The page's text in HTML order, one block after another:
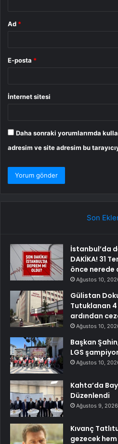
Ad *
E-posta *
İnternet sitesi
Daha sonraki yorumlarımda
adresim ve site adresim bu
Son
İstanbul’da
DAKİKA! 31
önce nerede
Ağustos 10,
Gülistan
Tutuklanan
ardından
Ağustos 10,
Başkan
LGS
Ağustos 10,
Kahta’da
Düzenlendi
Ağustos 9, 2026
Kıvanç
gezecek